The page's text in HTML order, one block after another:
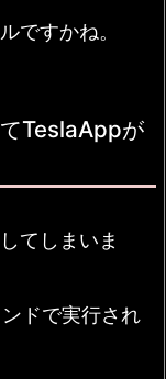
ですかね。
TeslaAppが
てしまいま
ドで実行され